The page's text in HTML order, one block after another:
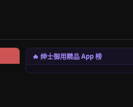
🔥 绅士御用精品 App 榜